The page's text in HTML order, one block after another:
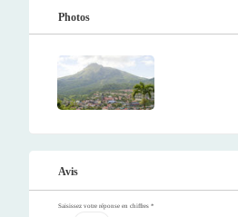
Photos
Avis
Saisissez votre réponse en chiffres *